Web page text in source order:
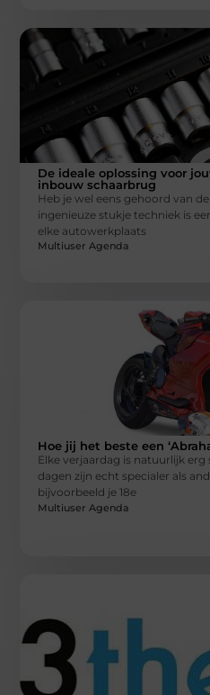
De ideale oplossing voor
inbouw schaarbrug
Heb je wel eens gehoord van
ingenieuze stukje techniek is
elke autowerkplaats
Multiuser Agenda
Hoe jij het beste een
Elke verjaardag is natuurlijk
dagen zijn echt specialer als
bijvoorbeeld je 18e
Multiuser Agenda